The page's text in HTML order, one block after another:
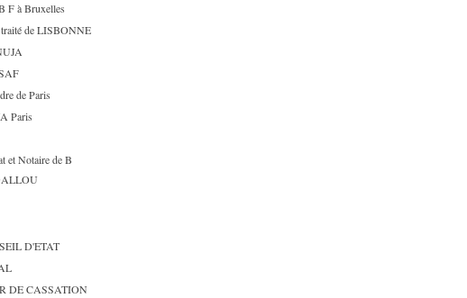
F à Bruxelles
traité de LISBONNE
de Paris
Paris
et Notaire de B
D'ETAT
DE CASSATION